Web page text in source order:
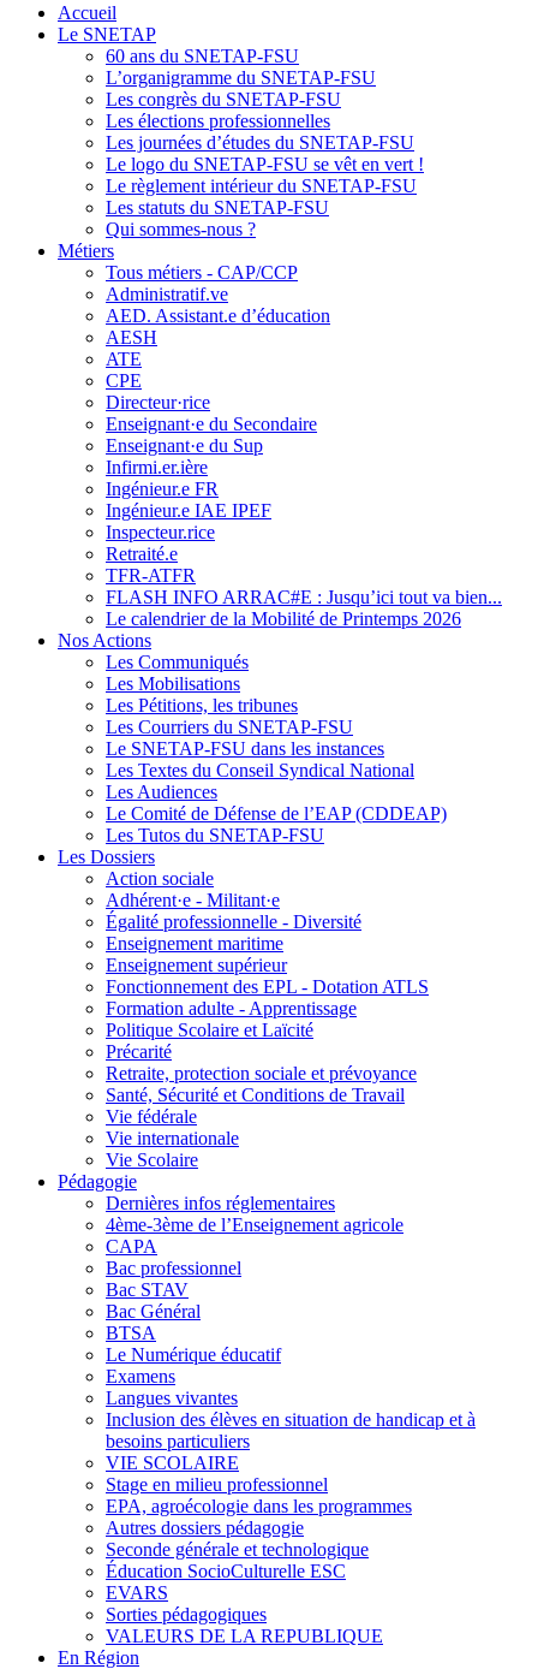
Accueil
Le SNETAP
60 ans du SNETAP-FSU
L’organigramme du SNETAP-FSU
Les congrès du SNETAP-FSU
Les élections professionnelles
Les journées d’études du SNETAP-FSU
Le logo du SNETAP-FSU se vêt en vert !
Le règlement intérieur du SNETAP-FSU
Les statuts du SNETAP-FSU
Qui sommes-nous ?
Métiers
Tous métiers - CAP/CCP
Administratif.ve
AED. Assistant.e d’éducation
AESH
ATE
CPE
Directeur·rice
Enseignant·e du Secondaire
Enseignant·e du Sup
Infirmi.er.ière
Ingénieur.e FR
Ingénieur.e IAE IPEF
Inspecteur.rice
Retraité.e
TFR-ATFR
FLASH INFO ARRAC#E : Jusqu’ici tout va bien...
Le calendrier de la Mobilité de Printemps 2026
Nos Actions
Les Communiqués
Les Mobilisations
Les Pétitions, les tribunes
Les Courriers du SNETAP-FSU
Le SNETAP-FSU dans les instances
Les Textes du Conseil Syndical National
Les Audiences
Le Comité de Défense de l’EAP (CDDEAP)
Les Tutos du SNETAP-FSU
Les Dossiers
Action sociale
Adhérent·e - Militant·e
Égalité professionnelle - Diversité
Enseignement maritime
Enseignement supérieur
Fonctionnement des EPL - Dotation ATLS
Formation adulte - Apprentissage
Politique Scolaire et Laïcité
Précarité
Retraite, protection sociale et prévoyance
Santé, Sécurité et Conditions de Travail
Vie fédérale
Vie internationale
Vie Scolaire
Pédagogie
Dernières infos réglementaires
4ème-3ème de l’Enseignement agricole
CAPA
Bac professionnel
Bac STAV
Bac Général
BTSA
Le Numérique éducatif
Examens
Langues vivantes
Inclusion des élèves en situation de handicap et à
besoins particuliers
VIE SCOLAIRE
Stage en milieu professionnel
EPA, agroécologie dans les programmes
Autres dossiers pédagogie
Seconde générale et technologique
Éducation SocioCulturelle ESC
EVARS
Sorties pédagogiques
VALEURS DE LA REPUBLIQUE
En Région